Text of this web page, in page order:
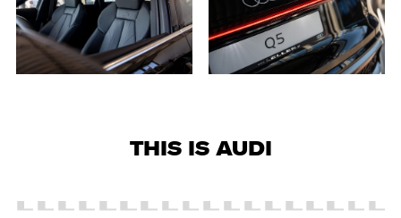
THIS IS AUDI
3. Mają Państwo prawo do wniesienia skargi do
Prezesa Urzędu Ochrony Danych Osobowych
(PUODO) w uzasadnionych przypadkach
stwierdzenia przetwarzania Państwa danych
realizację powyższych celów oraz kontakt z
5. Dane udostępnione przez Państwa nie będą